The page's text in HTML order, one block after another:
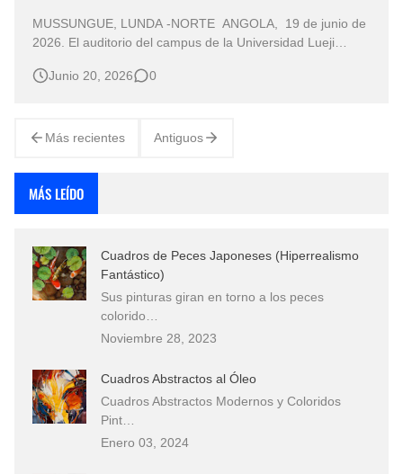
MUSSUNGUE, LUNDA -NORTE ANGOLA, 19 de junio de
2026. El auditorio del campus de la Universidad Lueji
relevancia sobre "El papel de la diplomacia civil en el
Junio 20, 2026 0
Más recientes Antiguos
MÁS LEÍDO
Cuadros de Peces Japoneses (Hiperrealismo
Fantástico)
Sus pinturas giran en torno a los peces
colorido…
Noviembre 28, 2023
Cuadros Abstractos al Óleo
Cuadros Abstractos Modernos y Coloridos
Pint…
Enero 03, 2024